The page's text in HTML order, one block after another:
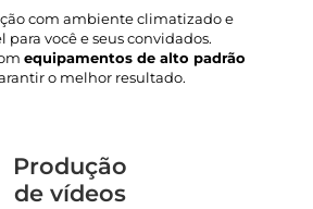
com ambiente climatizado e
para você e seus convidados.
equipamentos de alto padrão
o melhor resultado.
Produção
de vídeos